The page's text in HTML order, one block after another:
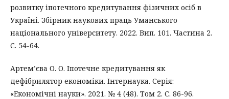
розвитку іпотечного кредитування фізичних осіб в
Україні. Збірник наукових праць Уманського
національного університету. 2022. Вип. 101. Частина 2.
С. 54-64.
Артем’єва О. О. Іпотечне кредитування як
дефібрилятор економіки. Інтернаука. Серія:
«Економічні науки». 2021. № 4 (48). Том 2. С. 86-96.